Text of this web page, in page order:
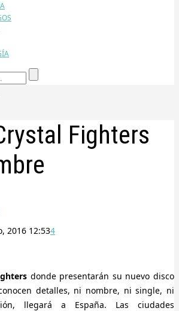
Fighters
2016 12:534
donde presentarán su nuevo disco
detalles, ni nombre, ni single, ni
llegará a España. Las ciudades